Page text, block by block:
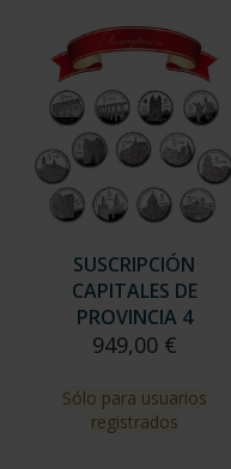
SUSCRIPCIÓN
CAPITALES DE
PROVINCIA 4
949,00 €
Sólo para usuarios
registrados